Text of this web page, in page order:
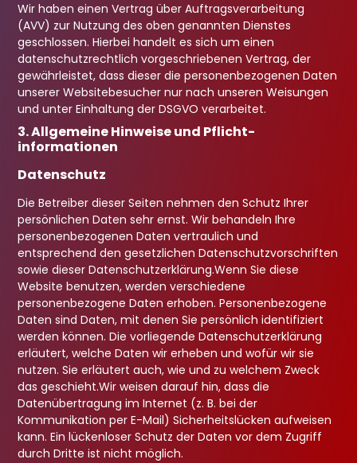
Wir haben einen Vertrag über Auftragsverarbeitung
(AVV) zur Nutzung des oben genannten Dienstes
geschlossen. Hierbei handelt es sich um einen
datenschutzrechtlich vorgeschriebenen Vertrag, der
gewährleistet, dass dieser die personenbezogenen Daten
unserer Websitebesucher nur nach unseren Weisungen
und unter Einhaltung der DSGVO verarbeitet.
3. Allgemeine Hinweise und Pflicht­
informationen
Datenschutz
Die Betreiber dieser Seiten nehmen den Schutz Ihrer
persönlichen Daten sehr ernst. Wir behandeln Ihre
personenbezogenen Daten vertraulich und
entsprechend den gesetzlichen Datenschutzvorschriften
sowie dieser Datenschutzerklärung.Wenn Sie diese
Website benutzen, werden verschiedene
personenbezogene Daten erhoben. Personenbezogene
Daten sind Daten, mit denen Sie persönlich identifiziert
werden können. Die vorliegende Datenschutzerklärung
erläutert, welche Daten wir erheben und wofür wir sie
nutzen. Sie erläutert auch, wie und zu welchem Zweck
das geschieht.Wir weisen darauf hin, dass die
Datenübertragung im Internet (z. B. bei der
Kommunikation per E-Mail) Sicherheitslücken aufweisen
kann. Ein lückenloser Schutz der Daten vor dem Zugriff
durch Dritte ist nicht möglich.